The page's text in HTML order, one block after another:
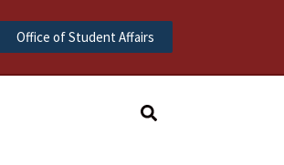
Office of Student Affairs
Search